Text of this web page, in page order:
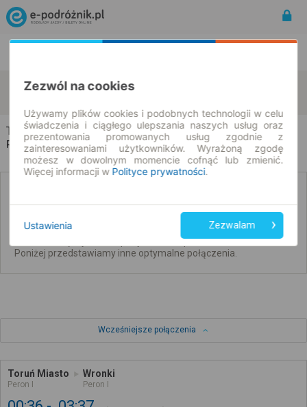
Toruń Wronki
Toruń → Wronki
Rozkład jazdy i bilety
połączenia z przesiadkami.
Nie udało się wyszukać połączeń bez przesiadek na ten dzień.
Poniżej przedstawiamy inne optymalne połączenia.
Wcześniejsze połączenia
Toruń Miasto
Peron I
Wronki
Peron I
Zezwól na cookies
Używamy plików cookies i podobnych technologii w celu
świadczenia i ciągłego ulepszania naszych usług oraz
prezentowania promowanych usług zgodnie z
zainteresowaniami użytkowników. Wyrażoną zgodę
możesz w dowolnym momencie cofnąć lub zmienić.
Więcej informacji w Polityce prywatności.
Ustawienia Zezwalam